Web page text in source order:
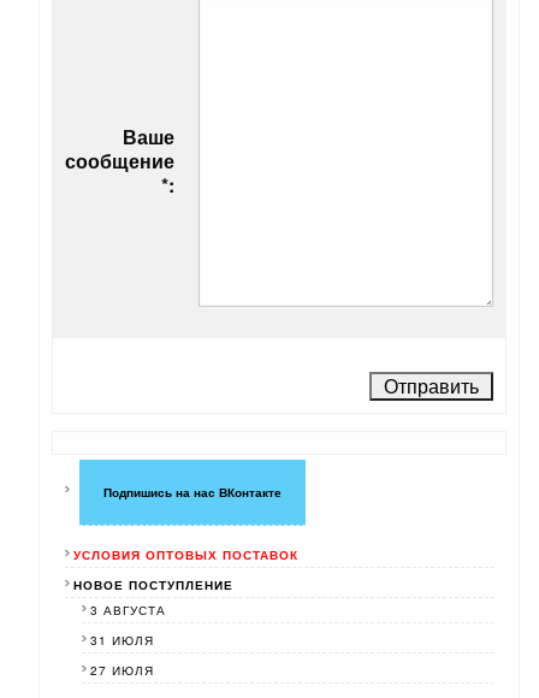
Ваше
сообщение
*:
Подпишись на нас ВКонтакте
УСЛОВИЯ ОПТОВЫХ ПОСТАВОК
НОВОЕ ПОСТУПЛЕНИЕ
3 АВГУСТА
31 ИЮЛЯ
27 ИЮЛЯ